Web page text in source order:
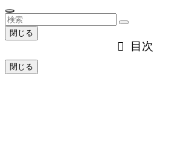
閉じる
目次
閉じる